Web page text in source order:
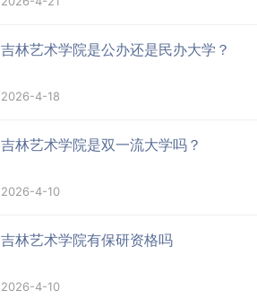
吉林艺术学院是公办还是民办大学？
2026-4-18
吉林艺术学院是双一流大学吗？
2026-4-10
吉林艺术学院有保研资格吗
2026-4-10